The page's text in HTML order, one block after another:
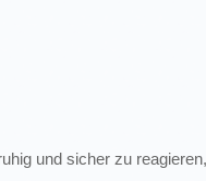
und sicher zu